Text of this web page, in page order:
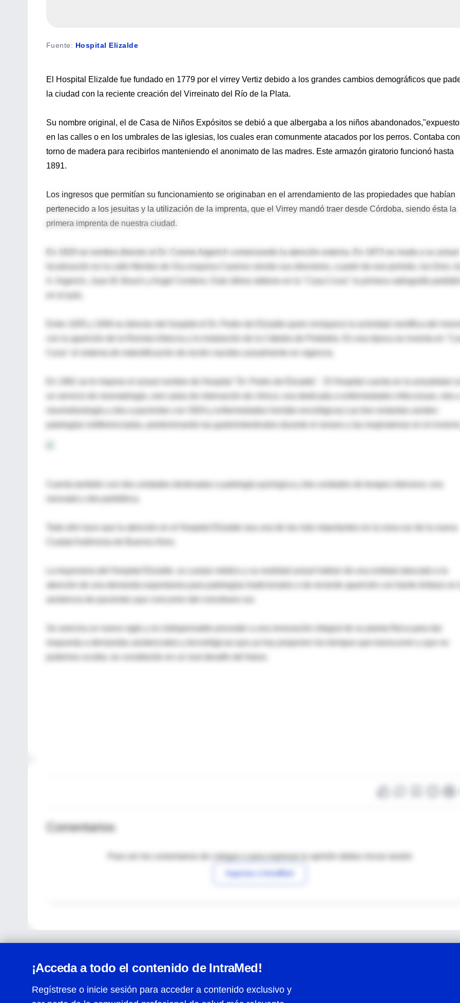
Fuente: Hospital Elizalde
El Hospital Elizalde fue fundado en 1779 por el virrey Vertiz debido a los grandes cambios demográficos que
la ciudad con la reciente creación del Virreinato del Río de la Plata.
Su nombre original, el de Casa de Niños Expósitos se debió a que albergaba a los niños
en las calles o en los umbrales de las iglesias, los cuales eran comunmente atacados por los perros. Contaba
torno de madera para recibirlos manteniendo el anonimato de las madres. Este armazón giratorio funcionó hasta
1891.
Los ingresos que permitían su funcionamiento se originaban en el arrendamiento de las propiedades que habían
pertenecido a los jesuitas y la utilización de la imprenta, que el Virrey mandó traer desde Córdoba, siendo ésta la
primera imprenta de nuestra ciudad.
En 1820 se nombra director al Dr. Cosme Argerich comenzando la atención externa. En 1873 se muda a su actual
localización en la calle Montes de Oca esquina Caseros siendo sus directores, a partir de ese período, los Dres
A. Argerich, Juan M. Bosch y Angel Centeno. Este último obtiene en la "Casa Cuna" la primera radiografía
Entre 1935 y 1946 es director del hospital el Dr. Pedro de Elizalde quien enriquece la actividad científica del
con la aparición de la Revista Infancia y la instalación de la Cátedra de Pediatría. En esa época se inventa en
Cuna" el sistema de indentificación de recién nacidos actualmente en vigencia.
En 1961 se le impone el actual nombre de Hospital "Dr. Pedro de Elizalde". El Hospital cuenta en la actualidad
un servicio de neonatología, seis salas de internación de clínica: una dedicada a enfermedades infecciosas, otra
neumotisiología y otra a pacientes con SIDA y enfermedades hemáto-oncológicas.Las tres restantes asisten
patologías indiferenciadas, predominando las gastrointestinales durante el verano y las respiratorias en el
Cuenta también con dos unidades destinadas a patología quirúrgica y dos unidades de terapia intensiva: una
Todo ello hace que la atención en el Hospital Elizalde sea una de las más importantes en la zona sur de la nueva
atención de una demanda espontanea para patologías tradicionales o de reciente aparición con fuerte énfasis en
Se avecina un nuevo siglo y es indispensable proceder a una renovación integral de su planta física para dar
respuesta a demandas asistenciales y tecnológicas que ya hoy proponen los tiempos que transcurren y que no
Comentarios
Para ver los comentarios de colegas o para expresar tu opinión debes iniciar sesión
Ingresar a IntraMed
¡Acceda a todo el contenido de IntraMed!
Regístrese o inicie sesión para acceder a contenido exclusivo y